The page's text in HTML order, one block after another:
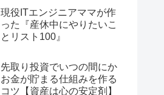
現役ITエンジニアママが作
った『産休中にやりたいこ
とリスト100』
先取り投資でいつの間にか
お金が貯まる仕組みを作る
コツ【資産は心の安定剤】